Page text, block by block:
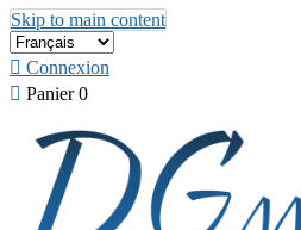
Skip to main content
 Connexion
 Panier 0